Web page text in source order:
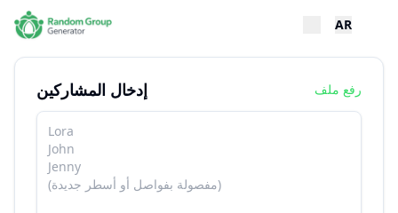
AR
إدخال المشاركين رفع ملف